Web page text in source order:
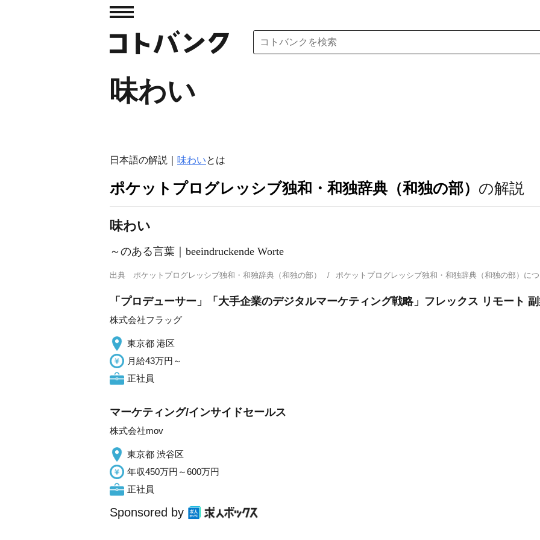
味わい
日本語の解説｜ 味わいとは
ポケットプログレッシブ独和・和独辞典（和独の部） の解説
味わい
～のある言葉｜beeindruckende Worte
出典 ポケットプログレッシブ独和・和独辞典（和独の部） ポケットプログレッシブ独和・和独辞典（和独の部）
「プロデューサー」「大手企業のデジタルマーケティング戦略」フレックス リモート
株式会社フラッグ
東京都 港区
月給43万円～
正社員
マーケティング/インサイドセールス
株式会社mov
東京都 渋谷区
年収450万円～600万円
正社員
Sponsored by